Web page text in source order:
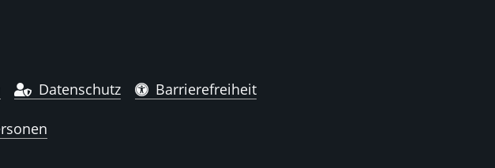
Datenschutz Barrierefreiheit